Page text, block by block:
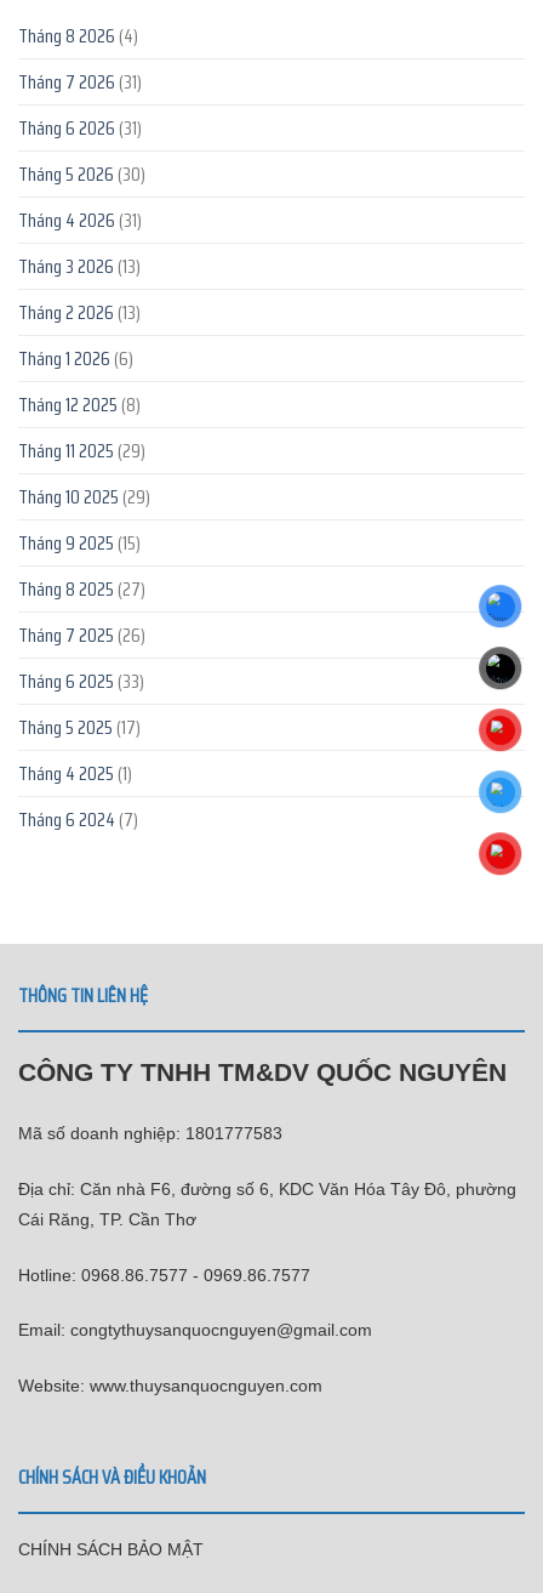
Tháng 8 2026 (4)
Tháng 7 2026 (31)
Tháng 6 2026 (31)
Tháng 5 2026 (30)
Tháng 4 2026 (31)
Tháng 3 2026 (13)
Tháng 2 2026 (13)
Tháng 1 2026 (6)
Tháng 12 2025 (8)
Tháng 11 2025 (29)
Tháng 10 2025 (29)
Tháng 9 2025 (15)
Tháng 8 2025 (27)
Tháng 7 2025 (26)
Tháng 6 2025 (33)
Tháng 5 2025 (17)
Tháng 4 2025 (1)
Tháng 6 2024 (7)
THÔNG TIN LIÊN HỆ
CÔNG TY TNHH TM&DV QUỐC NGUYÊN
Mã số doanh nghiệp: 1801777583
Địa chỉ: Căn nhà F6, đường số 6, KDC Văn Hóa Tây Đô, phường
Cái Răng, TP. Cần Thơ
Hotline: 0968.86.7577 - 0969.86.7577
Email: congtythuysanquocnguyen@gmail.com
Website: www.thuysanquocnguyen.com
CHÍNH SÁCH VÀ ĐIỀU KHOẢN
CHÍNH SÁCH BẢO MẬT